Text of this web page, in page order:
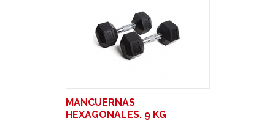
MANCUERNAS
HEXAGONALES. 9 KG